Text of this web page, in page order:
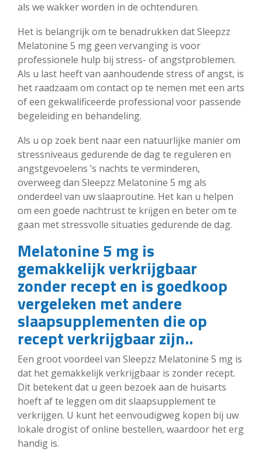
als we wakker worden in de ochtenduren.
Het is belangrijk om te benadrukken dat Sleepzz
Melatonine 5 mg geen vervanging is voor
professionele hulp bij stress- of angstproblemen.
Als u last heeft van aanhoudende stress of angst, is
het raadzaam om contact op te nemen met een arts
of een gekwalificeerde professional voor passende
begeleiding en behandeling.
Als u op zoek bent naar een natuurlijke manier om
stressniveaus gedurende de dag te reguleren en
angstgevoelens ’s nachts te verminderen,
overweeg dan Sleepzz Melatonine 5 mg als
onderdeel van uw slaaproutine. Het kan u helpen
om een goede nachtrust te krijgen en beter om te
gaan met stressvolle situaties gedurende de dag.
Melatonine 5 mg is
gemakkelijk verkrijgbaar
zonder recept en is goedkoop
vergeleken met andere
slaapsupplementen die op
recept verkrijgbaar zijn..
Een groot voordeel van Sleepzz Melatonine 5 mg is
dat het gemakkelijk verkrijgbaar is zonder recept.
Dit betekent dat u geen bezoek aan de huisarts
hoeft af te leggen om dit slaapsupplement te
verkrijgen. U kunt het eenvoudigweg kopen bij uw
lokale drogist of online bestellen, waardoor het erg
handig is.